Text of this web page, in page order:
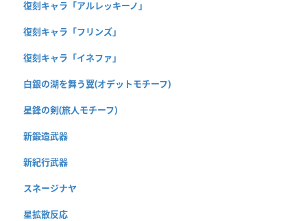
復刻キャラ「アルレッキーノ」
復刻キャラ「フリンズ」
復刻キャラ「イネファ」
白銀の湖を舞う翼(オデットモチーフ)
星鋒の剣(旅人モチーフ)
新鍛造武器
新紀行武器
スネージナヤ
星拡散反応